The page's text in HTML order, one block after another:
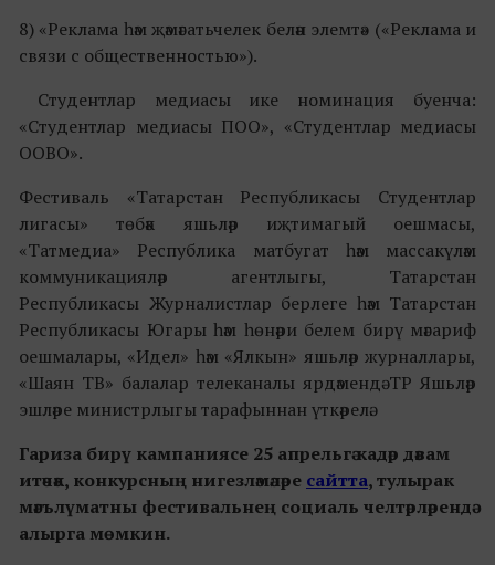
8) «Реклама һәм җәмәгатьчелек белән элемтә» («Реклама и
связи с общественностью»).
Студентлар медиасы ике номинация буенча:
«Студентлар медиасы ПОО», «Студентлар медиасы
ООВО».
Фестиваль «Татарстан Республикасы Студентлар
лигасы» төбәк яшьләр иҗтимагый оешмасы,
«Татмедиа» Республика матбугат һәм массакүләм
коммуникацияләр агентлыгы, Татарстан
Республикасы Журналистлар берлеге һәм Татарстан
Республикасы Югары һәм һөнәри белем бирү мәгариф
оешмалары, «Идел» һәм «Ялкын» яшьләр журналлары,
«Шаян ТВ» балалар телеканалы ярдәмендә ТР Яшьләр
эшләре министрлыгы тарафыннан үткәрелә.
Гариза бирү кампаниясе 25 апрельгә кадәр дәвам
итәчәк, конкурсның нигезләмәләре сайтта, тулырак
мәгълүматны фестивальнең социаль челтәрләрендә
алырга мөмкин.